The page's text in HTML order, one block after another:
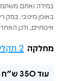
במידה ואתם
באופן מיטבי.
איכותיים, ולכן
מחלקה 2 תקליטים
עוד350 ש"ח